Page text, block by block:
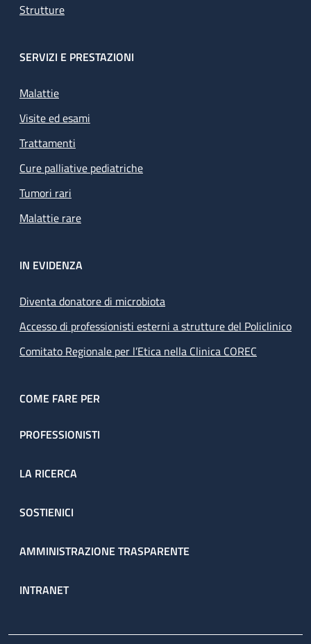
Strutture
SERVIZI E PRESTAZIONI
Malattie
Visite ed esami
Trattamenti
Cure palliative pediatriche
Tumori rari
Malattie rare
IN EVIDENZA
Diventa donatore di microbiota
Accesso di professionisti esterni a strutture del Policlinico
Comitato Regionale per l’Etica nella Clinica COREC
COME FARE PER
PROFESSIONISTI
LA RICERCA
SOSTIENICI
AMMINISTRAZIONE TRASPARENTE
INTRANET